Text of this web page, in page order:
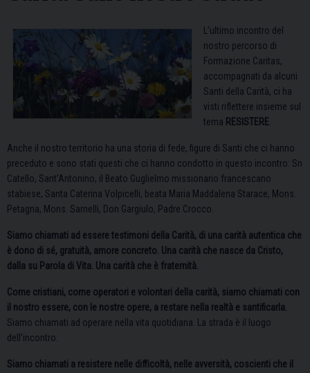
L’ultimo incontro del
nostro percorso di
Formazione Caritas,
accompagnati da alcuni
Santi della Carità, ci ha
visti riflettere insieme sul
tema RESISTERE
Anche il nostro territorio ha una storia di fede, figure di Santi che ci hanno
preceduto e sono stati questi che ci hanno condotto in questo incontro: Sn
Catello, Sant’Antonino, il Beato Guglielmo missionario francescano
stabiese, Santa Caterina Volpicelli, beata Maria Maddalena Starace, Mons.
Petagna, Mons. Sarnelli, Don Gargiulo, Padre Crocco.
Siamo chiamati ad essere testimoni della Carità, di una carità autentica che
è dono di sé, gratuità, amore concreto. Una carità che nasce da Cristo,
dalla su Parola di Vita. Una carità che è fraternità.
Come cristiani, come operatori e volontari della carità, siamo chiamati con
il nostro essere, con le nostre opere, a restare nella realtà e santificarla.
Siamo chiamati ad operare nella vita quotidiana. La strada è il luogo
dell’incontro.
Siamo chiamati a resistere nelle difficoltà, nelle avversità, coscienti che il